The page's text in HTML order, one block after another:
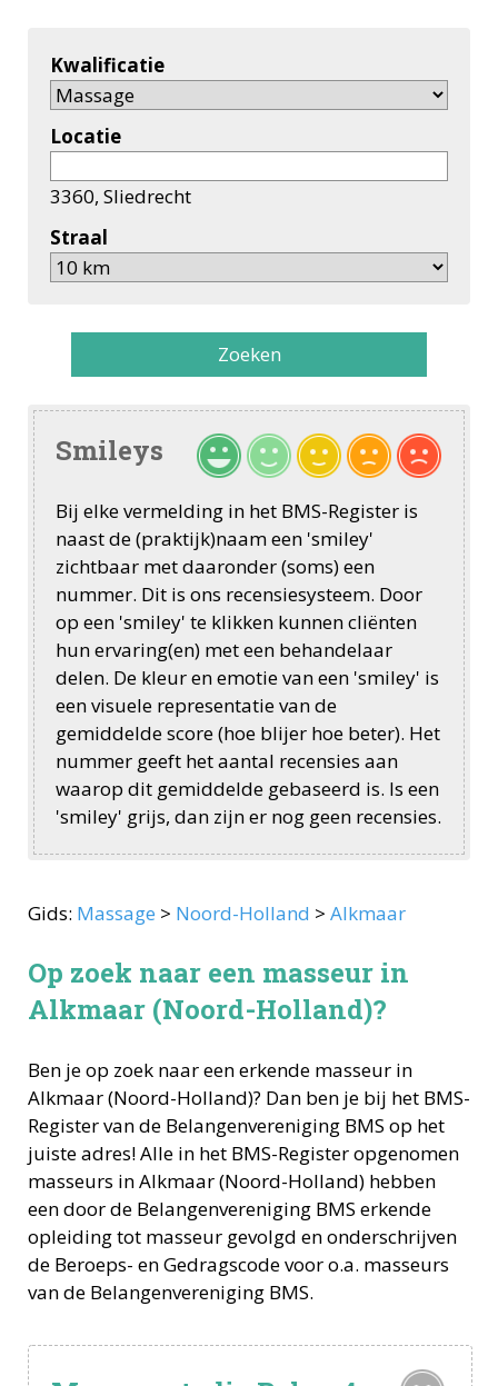
Kwalificatie
Locatie
3360, Sliedrecht
Straal
Zoeken
Smileys
Bij elke vermelding in het BMS-Register is
naast de (praktijk)naam een 'smiley'
zichtbaar met daaronder (soms) een
nummer. Dit is ons recensiesysteem. Door
op een 'smiley' te klikken kunnen cliënten
hun ervaring(en) met een behandelaar
delen. De kleur en emotie van een 'smiley' is
een visuele representatie van de
gemiddelde score (hoe blijer hoe beter). Het
nummer geeft het aantal recensies aan
waarop dit gemiddelde gebaseerd is. Is een
'smiley' grijs, dan zijn er nog geen recensies.
Gids: Massage > Noord-Holland > Alkmaar
Op zoek naar een masseur in
Alkmaar (Noord-Holland)?
Ben je op zoek naar een erkende masseur in
Alkmaar(Noord-Holland)? Dan ben je bij het BMS-
Register van de Belangenvereniging BMS op het
juiste adres! Alle in het BMS-Register opgenomen
masseurs inAlkmaar(Noord-Holland) hebben
een door de Belangenvereniging BMS erkende
opleiding tot masseur gevolgd en onderschrijven
de Beroeps- en Gedragscode voor o.a. masseurs
van de Belangenvereniging BMS.